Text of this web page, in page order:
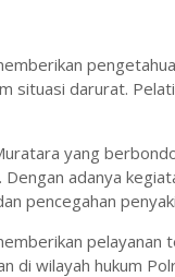
situasi darurat.
yang
adanya
pencegahan
pelayanan
di wilayah hukum